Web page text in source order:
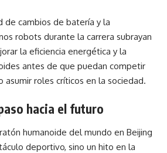
de cambios de batería y la
robots durante la carrera subrayan
la eficiencia energética y la
antes de que puedan competir
asumir roles críticos en la sociedad.
hacia el futuro
humanoide del mundo en Beijing
deportivo, sino un hito en la